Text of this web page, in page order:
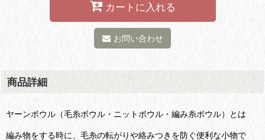
カートに入れる
お問い合わせ
商品詳細
ヤーンボウル（毛糸ボウル・ニットボウル・編み糸ボウル）とは
編み物をする時に、毛糸の転がりや絡みつきを防ぐ便利な小物で